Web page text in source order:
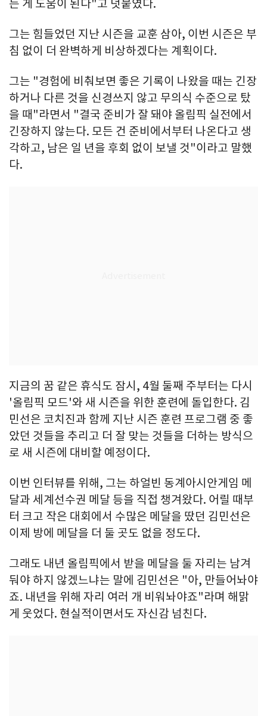
는 게 도움이 된다"고 덧붙였다.
그는 힘들었던 지난 시즌을 교훈 삼아, 이번 시즌은 부
침 없이 더 완벽하게 비상하겠다는 계획이다.
그는 "경험에 비춰보면 좋은 기록이 나왔을 때는 긴장
하거나 다른 것을 신경쓰지 않고 무의식 수준으로 탔
을 때"라면서 "결국 준비가 잘 돼야 올림픽 실전에서
긴장하지 않는다. 모든 건 준비에서부터 나온다고 생
각하고, 남은 일 년을 후회 없이 보낼 것"이라고 말했
다.
지금의 꿈 같은 휴식도 잠시, 4월 둘째 주부터는 다시
'올림픽 모드'와 새 시즌을 위한 훈련에 돌입한다. 김
민선은 코치진과 함께 지난 시즌 훈련 프로그램 중 좋
았던 것들을 추리고 더 잘 맞는 것들을 더하는 방식으
로 새 시즌에 대비할 예정이다.
이번 인터뷰를 위해, 그는 하얼빈 동계아시안게임 메
달과 세계선수권 메달 등을 직접 챙겨왔다. 어릴 때부
터 크고 작은 대회에서 수많은 메달을 땄던 김민선은
이제 방에 메달을 더 둘 곳도 없을 정도다.
그래도 내년 올림픽에서 받을 메달을 둘 자리는 남겨
둬야 하지 않겠느냐는 말에 김민선은 "아, 만들어놔야
죠. 내년을 위해 자리 여러 개 비워놔야죠"라며 해맑
게 웃었다. 현실적이면서도 자신감 넘친다.